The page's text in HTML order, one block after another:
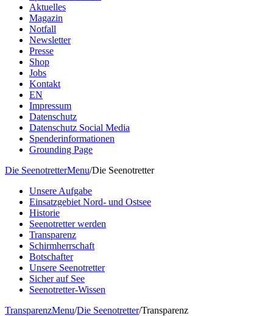
Aktuelles
Magazin
Notfall
Newsletter
Presse
Shop
Jobs
Kontakt
EN
Impressum
Datenschutz
Datenschutz Social Media
Spenderinformationen
Grounding Page
Die SeenotretterMenu/Die Seenotretter
Unsere Aufgabe
Einsatzgebiet Nord- und Ostsee
Historie
Seenotretter werden
Transparenz
Schirmherrschaft
Botschafter
Unsere Seenotretter
Sicher auf See
Seenotretter-Wissen
TransparenzMenu/Die Seenotretter/Transparenz